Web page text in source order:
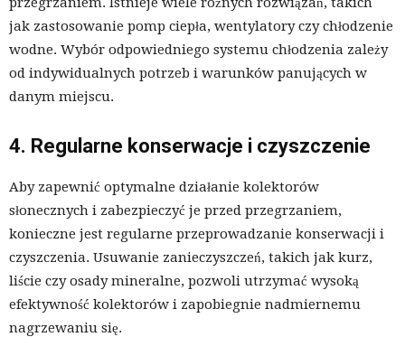
jak zastosowanie pomp ciepła, wentylatory czy chłodzenie
wodne. Wybór odpowiedniego systemu chłodzenia zależy
od indywidualnych potrzeb i warunków panujących w
danym miejscu.
4. Regularne konserwacje i czyszczenie
Aby zapewnić optymalne działanie kolektorów
słonecznych i zabezpieczyć je przed przegrzaniem,
konieczne jest regularne przeprowadzanie konserwacji i
czyszczenia. Usuwanie zanieczyszczeń, takich jak kurz,
liście czy osady mineralne, pozwoli utrzymać wysoką
efektywność kolektorów i zapobiegnie nadmiernemu
nagrzewaniu się.